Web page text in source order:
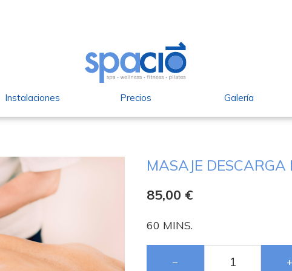
Instalaciones Precios Galería
MASAJE
85,00 €
60 MINS.
− +